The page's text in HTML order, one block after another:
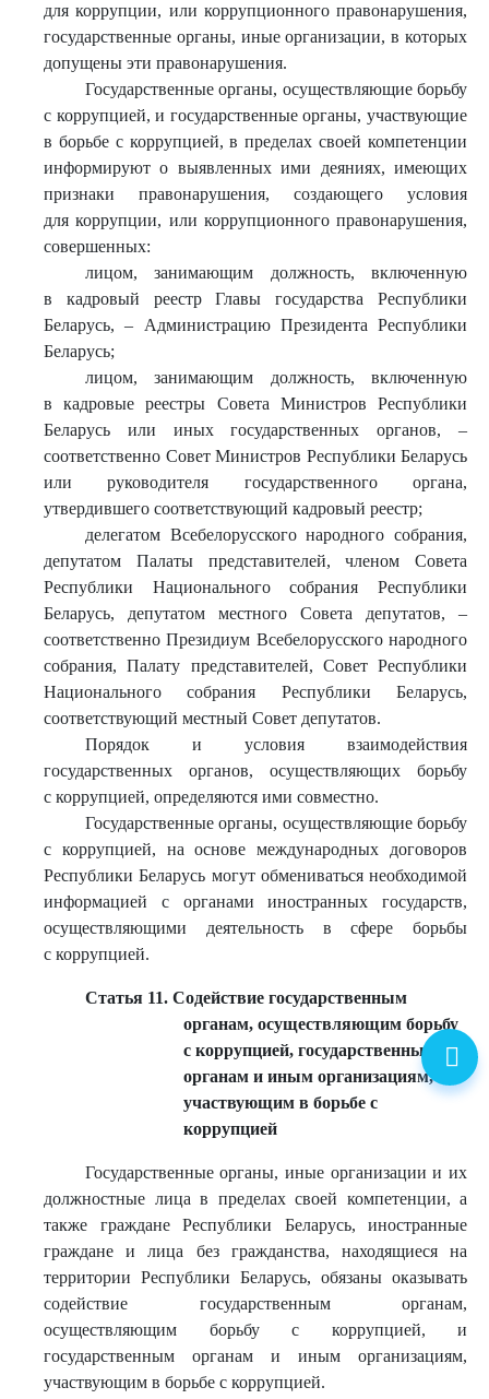
для коррупции, или коррупционного правонарушения,
государственные органы, иные организации, в которых
допущены эти правонарушения.
Государственные органы, осуществляющие борьбу
с коррупцией, и государственные органы, участвующие
в борьбе с коррупцией, в пределах своей компетенции
информируют о выявленных ими деяниях, имеющих
признаки правонарушения, создающего условия
для коррупции, или коррупционного правонарушения,
совершенных:
лицом, занимающим должность, включенную
в кадровый реестр Главы государства Республики
Беларусь, – Администрацию Президента Республики
Беларусь;
лицом, занимающим должность, включенную
в кадровые реестры Совета Министров Республики
Беларусь или иных государственных органов, –
соответственно Совет Министров Республики Беларусь
или руководителя государственного органа,
утвердившего соответствующий кадровый реестр;
делегатом Всебелорусского народного собрания,
депутатом Палаты представителей, членом Совета
Республики Национального собрания Республики
Беларусь, депутатом местного Совета депутатов, –
соответственно Президиум Всебелорусского народного
собрания, Палату представителей, Совет Республики
Национального собрания Республики Беларусь,
соответствующий местный Совет депутатов.
Порядок и условия взаимодействия
государственных органов, осуществляющих борьбу
с коррупцией, определяются ими совместно.
Государственные органы, осуществляющие борьбу
с коррупцией, на основе международных договоров
Республики Беларусь могут обмениваться необходимой
информацией с органами иностранных государств,
осуществляющими деятельность в сфере борьбы
с коррупцией.
Статья 11. Содействие государственным
органам, осуществляющим борьбу
с коррупцией, государственным
органам и иным организациям,
участвующим в борьбе с
коррупцией
Государственные органы, иные организации и их
должностные лица в пределах своей компетенции, а
также граждане Республики Беларусь, иностранные
граждане и лица без гражданства, находящиеся на
территории Республики Беларусь, обязаны оказывать
содействие государственным органам,
осуществляющим борьбу с коррупцией, и
государственным органам и иным организациям,
участвующим в борьбе с коррупцией.